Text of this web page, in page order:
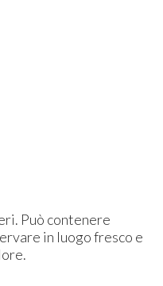
Può contenere
in luogo fresco e